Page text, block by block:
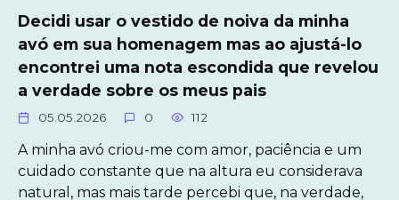
Decidi usar o vestido de noiva da minha
avó em sua homenagem mas ao ajustá-lo
encontrei uma nota escondida que revelou
a verdade sobre os meus pais
05.05.2026 0 112
A minha avó criou-me com amor, paciência e um
cuidado constante que na altura eu considerava
natural, mas mais tarde percebi que, na verdade,